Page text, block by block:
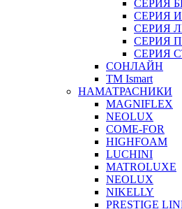
СЕРИЯ
СЕРИЯ
СЕРИЯ
СЕРИЯ
СЕРИЯ
СОНЛАЙН
ТМ Ismart
НАМАТРАСНИКИ
MAGNIFLEX
NEOLUX
COME-FOR
HIGHFOAM
LUCHINI
MATROLUXE
NEOLUX
NIKELLY
PRESTIGE